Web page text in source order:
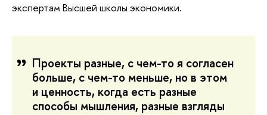
экспертам Высшей школы экономики.
Проекты разные, с чем-то я согласен
больше, с чем-то меньше, но в этом
и ценность, когда есть разные
способы мышления, разные взгляды